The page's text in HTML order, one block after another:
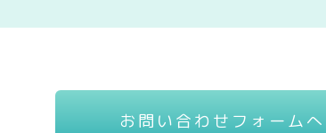
お問い合わせフォームへ